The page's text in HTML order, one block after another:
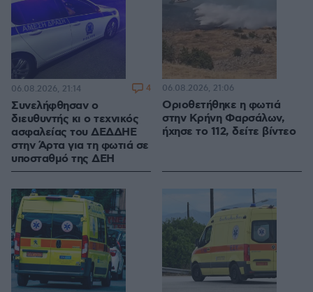
Συνελήφθησαν ο
διευθυντής κι ο τεχνικός
ασφαλείας του ΔΕΔΔΗΕ
στην Άρτα για τη φωτιά σε
υποσταθμό της ΔΕΗ
06.08.2026, 21:14 4
Οριοθετήθηκε η φωτιά
στην Κρήνη Φαρσάλων,
ήχησε το 112, δείτε βίντεο
06.08.2026, 21:06